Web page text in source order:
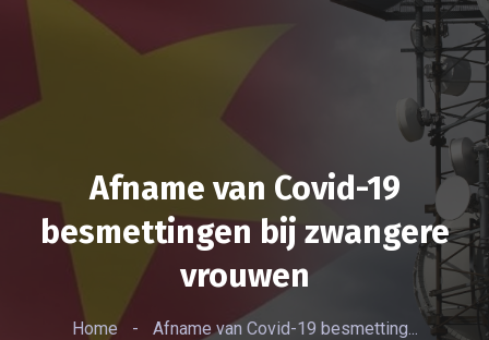
Afname van Covid-19
besmettingen bij zwangere
vrouwen
Home - Afname van Covid-19 besmetting...